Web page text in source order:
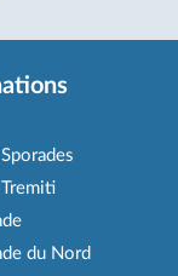
Sporades
Tremiti
du Nord